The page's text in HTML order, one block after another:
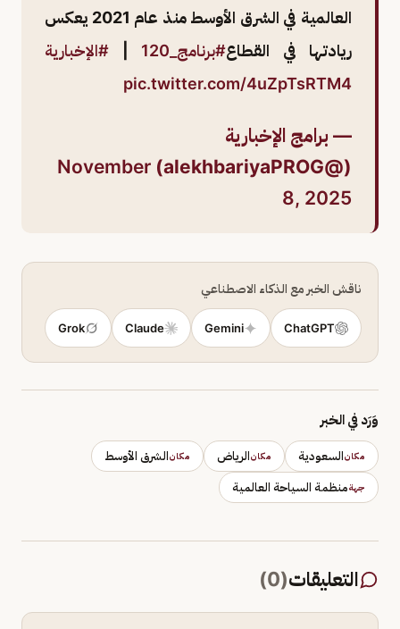
العالمية في الشرق الأوسط منذ عام 2021 يعكس
ريادتها في القطاع#برنامج_120
#الإخبارية
pic.twitter.com/4uZpTsRTM4
— برامج الإخبارية
(@alekhbariyaPROG)
November
8, 2025
ناقش الخبر مع الذكاء الاصطناعي
ChatGPT
Gemini
Claude
Grok
وَرَد في الخبر
مكانالسعودية مكانالرياض مكانالشرق الأوسط
جهةمنظمة السياحة العالمية
التعليقات(
0
)